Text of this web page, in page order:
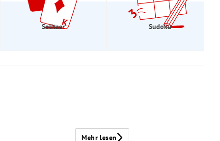
Solitaer Sudoku
Mehr lesen